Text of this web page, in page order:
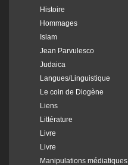
Histoire
Hommages
Islam
Jean Parvulesco
Judaica
Langues/Linguistique
Le coin de Diogène
Liens
Littérature
Livre
Livre
Manipulations médiatiques